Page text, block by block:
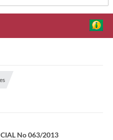
No 063/2013